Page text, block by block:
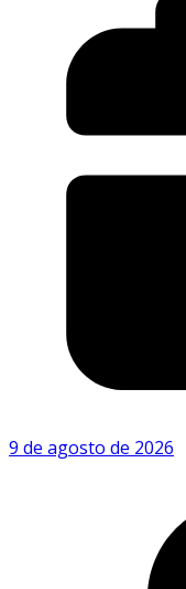
9 de agosto de 2026